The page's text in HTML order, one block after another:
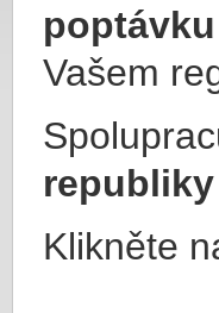
poptávku
Vašem
Klikněte